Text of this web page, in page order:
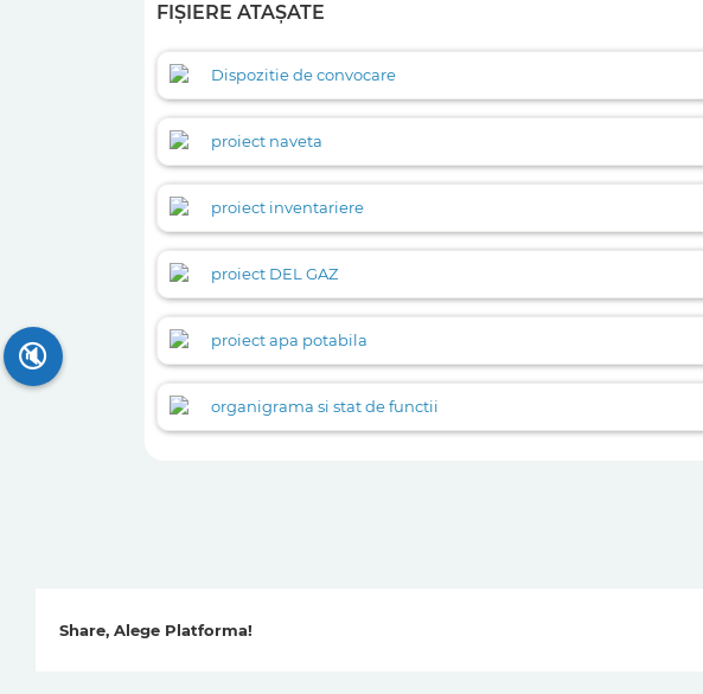
FIȘIERE ATAȘATE
Dispozitie de convocare
proiect naveta
proiect inventariere
proiect DEL GAZ
proiect apa potabila
organigrama si stat de functii
Share, Alege Platforma!
🔇